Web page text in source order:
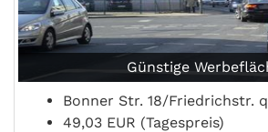
Günstige
Bonner Str. 18/Friedrichstr.
49,03 EUR (Tagespreis)